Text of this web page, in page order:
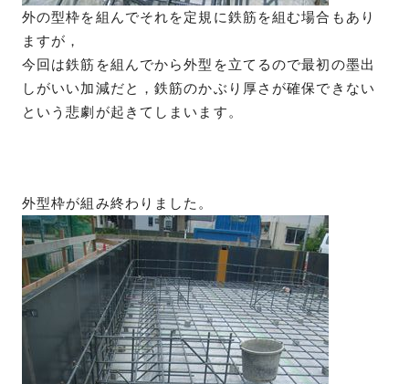
外の型枠を組んでそれを定規に鉄筋を組む場合もあり
ますが，
今回は鉄筋を組んでから外型を立てるので最初の墨出
しがいい加減だと，鉄筋のかぶり厚さが確保できない
という悲劇が起きてしまいます。
外型枠が組み終わりました。